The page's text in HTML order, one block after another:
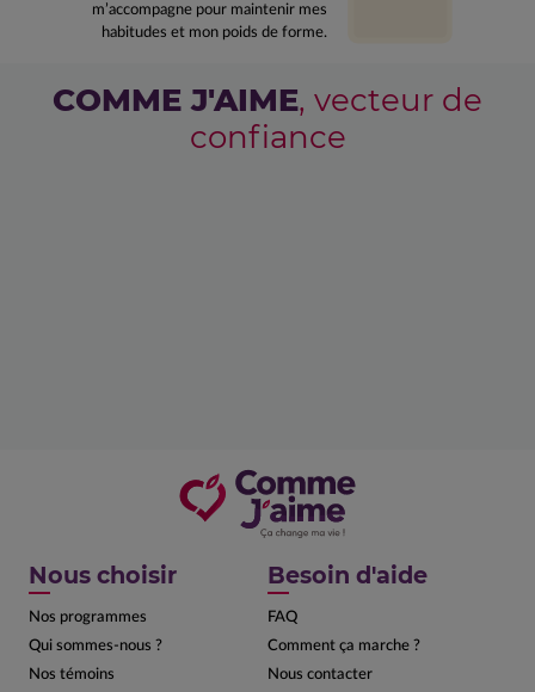
m’accompagne pour maintenir mes
habitudes et mon poids de forme.
COMME J'AIME, vecteur de
confiance
Nous choisir
Nos programmes
Qui sommes-nous ?
Nos témoins
Besoin d'aide
FAQ
Comment ça marche ?
Nous contacter